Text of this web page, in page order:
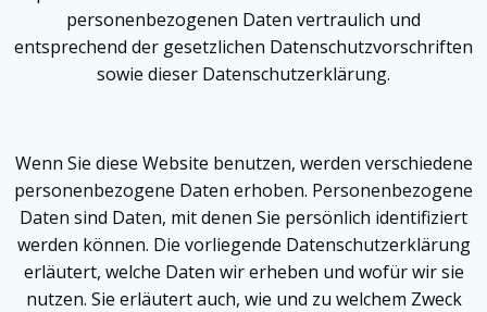
personenbezogenen Daten vertraulich und
entsprechend der gesetzlichen Datenschutzvorschriften
sowie dieser Datenschutzerklärung.
Wenn Sie diese Website benutzen, werden verschiedene
personenbezogene Daten erhoben. Personenbezogene
Daten sind Daten, mit denen Sie persönlich identifiziert
werden können. Die vorliegende Datenschutzerklärung
erläutert, welche Daten wir erheben und wofür wir sie
nutzen. Sie erläutert auch, wie und zu welchem Zweck